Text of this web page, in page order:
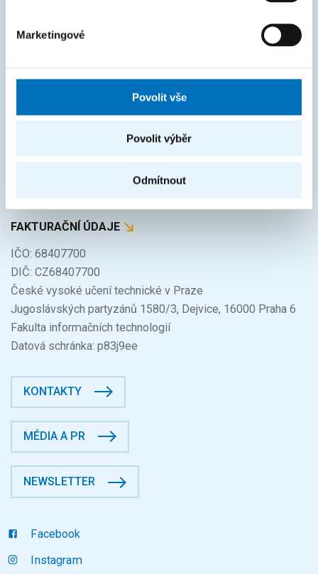
Marketingové
Povolit vše
Povolit výběr
Odmítnout
Úvod
Studium
FAKTURAČNÍ ÚDAJE
IČO: 68407700
DIČ: CZ68407700
České vysoké učení technické v Praze
Jugoslávských partyzánů 1580/3, Dejvice, 16000 Praha 6
Fakulta informačních technologií
Datová schránka: p83j9ee
KONTAKTY
MÉDIA A PR
NEWSLETTER
Facebook
Instagram